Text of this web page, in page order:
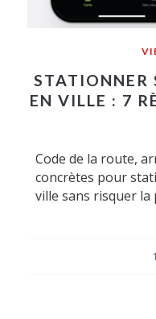
STATIONNER
EN VILLE : 7
Code de la route,
concrètes pour
ville sans risquer la